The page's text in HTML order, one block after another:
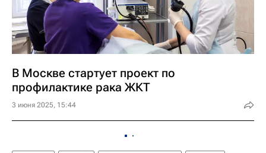
В Москве стартует проект по
профилактике рака ЖКТ
3 июня 2025, 15:44